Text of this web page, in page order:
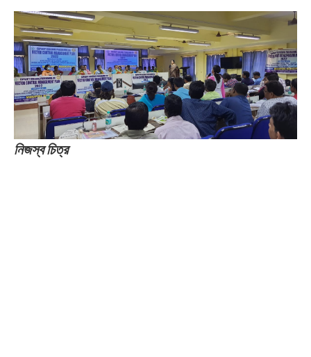
নিজস্ব চিত্র